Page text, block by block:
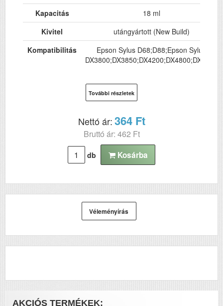
Kapacitás
18 ml
Kivitel
utángyártott (New Build)
Kompatibilitás
Epson Sylus D68;D88;Epson Sylus
DX3800;DX3850;DX4200;DX4800;DX4850
További részletek
Nettó ár:364 Ft
Bruttó ár: 462 Ft
db Kosárba
Véleményírás
AKCIÓS TERMÉKEK: